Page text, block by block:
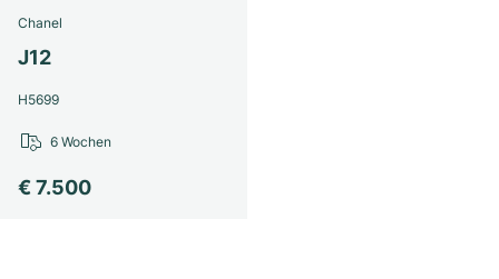
Chanel
J12
H5699
€ 7.500
6 Wochen